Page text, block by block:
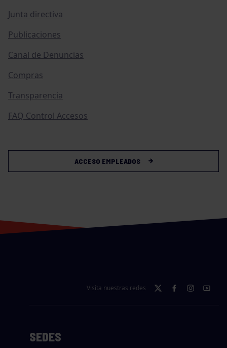
Junta directiva
Publicaciones
Canal de Denuncias
Compras
Transparencia
FAQ Control Accesos
ACCESO EMPLEADOS
Visita nuestras redes
SEDES